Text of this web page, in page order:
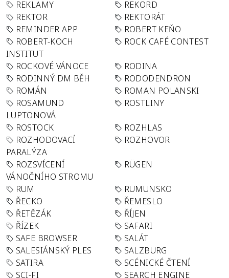
REKLAMY
REKORD
REKTOR
REKTORÁT
REMINDER APP
ROBERT KEŇO
ROBERT-KOCH
INSTITUT
ROCK CAFÉ CONTEST
ROCKOVÉ VÁNOCE
RODINA
RODINNÝ DM BĚH
RODODENDRON
ROMÁN
ROMAN POLANSKI
ROSAMUND
LUPTONOVÁ
ROSTLINY
ROSTOCK
ROZHLAS
ROZHODOVACÍ
PARALÝZA
ROZHOVOR
ROZSVÍCENÍ
VÁNOČNÍHO STROMU
RÜGEN
RUM
RUMUNSKO
ŘECKO
ŘEMESLO
ŘETĚZÁK
ŘÍJEN
ŘÍZEK
SAFARI
SAFE BROWSER
SALÁT
SALESIÁNSKÝ PLES
SALZBURG
SATIRA
SCÉNICKÉ ČTENÍ
SCI-FI
SEARCH ENGINE